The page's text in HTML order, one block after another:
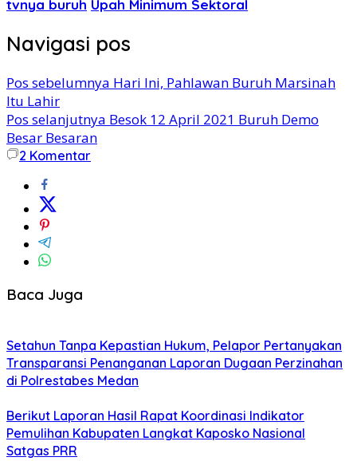
tvnya buruh Upah Minimum Sektoral
Navigasi pos
Pos sebelumnya Hari Ini, Pahlawan Buruh Marsinah
Itu Lahir
Pos selanjutnya Besok 12 April 2021 Buruh Demo
Besar Besaran
2 Komentar
Baca Juga
Setahun Tanpa Kepastian Hukum, Pelapor Pertanyakan
Transparansi Penanganan Laporan Dugaan Perzinahan
di Polrestabes Medan
Berikut Laporan Hasil Rapat Koordinasi Indikator
Pemulihan Kabupaten Langkat Kaposko Nasional
Satgas PRR